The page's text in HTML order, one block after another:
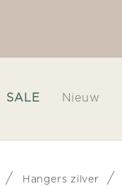
SALE Nieuw
/ Hangers zilver /